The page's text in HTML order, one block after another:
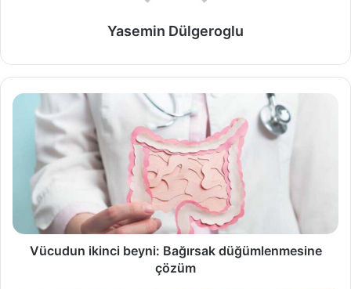
Yasemin Dülgeroglu
Vücudun ikinci beyni: Bağırsak düğümlenmesine
çözüm